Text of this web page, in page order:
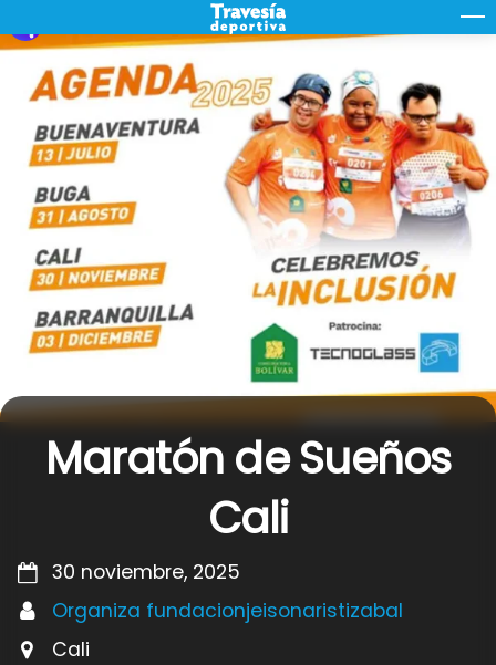
to
content
Maratón de Sueños
Cali
30 noviembre, 2025
Organiza fundacionjeisonaristizabal
Cali